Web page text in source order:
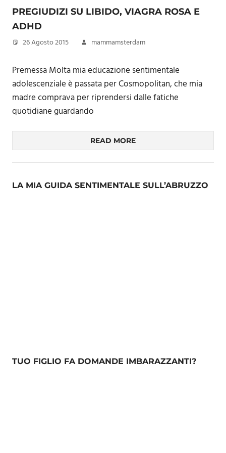
PREGIUDIZI SU LIBIDO, VIAGRA ROSA E
ADHD
26 Agosto 2015 mammamsterdam
Premessa Molta mia educazione sentimentale
adolescenziale è passata per Cosmopolitan, che mia
madre comprava per riprendersi dalle fatiche
quotidiane guardando
READ MORE
LA MIA GUIDA SENTIMENTALE SULL’ABRUZZO
TUO FIGLIO FA DOMANDE IMBARAZZANTI?